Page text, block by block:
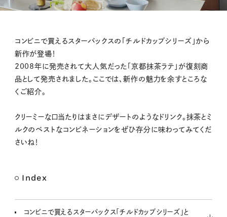
M
e
コンビニで買えるスターバックスの「チルドカップシリーズ」から
新作が登場！
2008年に発売されて大人気だった「京都抹茶ラテ」が復刻商
品として発売されました。ここでは、新作の魅力を余すところな
くご紹介。
クリーミーな口当たりはまさにデザートのようなドリンク。抹茶とミ
ルクのベストなコンビネーションをぜひ存分に味わってみてくだ
さいね！
Index
コンビニで買えるスターバックス「チルドカップシリーズ」と